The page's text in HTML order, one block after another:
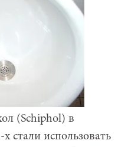
(Schiphol) в
стали использовать